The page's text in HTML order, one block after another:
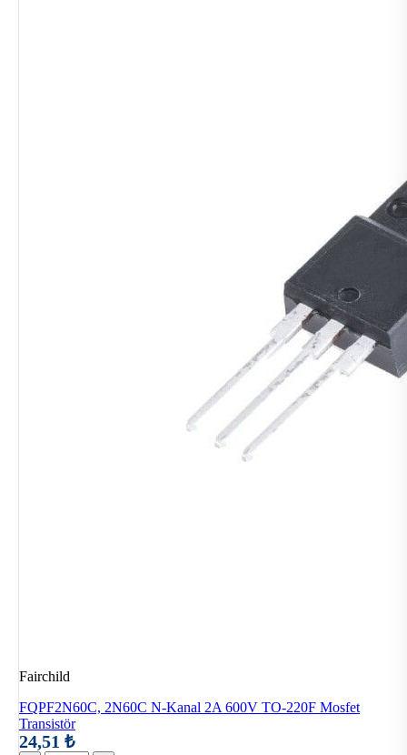
Fairchild
FQPF2N60C, 2N60C N-Kanal 2A 600V TO-220F Mosfet
Transistör
24,51 ₺